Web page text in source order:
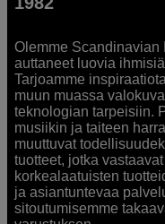
Olemme
auttaneet luovia
Tarjoamme
muun muassa
teknologian tarpeisiin.
musiikin ja taiteen
muuttuvat
tuotteet, jotka
korkealaatuisten
ja asiantuntevaa
sitoutumisemme